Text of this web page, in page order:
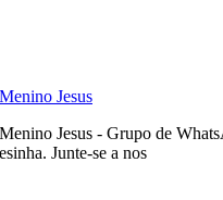
Jesus
Jesus - Grupo de
Junte-se a nos